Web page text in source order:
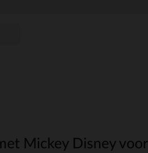
Mickey Disney voor